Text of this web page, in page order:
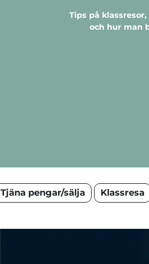
Tips på
och hur man
Tjäna pengar/sälja Klassresa